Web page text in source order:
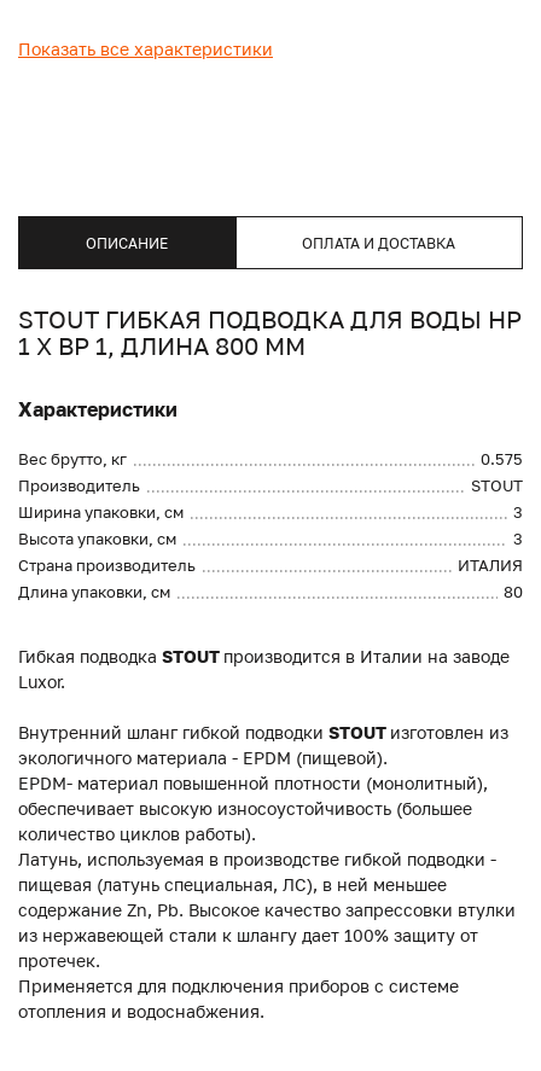
Показать все характеристики
ОПИСАНИЕ ОПЛАТА И ДОСТАВКА
STOUT ГИБКАЯ ПОДВОДКА ДЛЯ ВОДЫ НР
1 Х ВР 1, ДЛИНА 800 ММ
Характеристики
Вес брутто, кг
0.575
Производитель
STOUT
Ширина упаковки, см
3
Высота упаковки, см
3
Страна производитель
ИТАЛИЯ
Длина упаковки, см
80
Гибкая подводка STOUT производится в Италии на заводе
Luxor.
Внутренний шланг гибкой подводки STOUT изготовлен из
экологичного материала - EPDM (пищевой).
EPDM- материал повышенной плотности (монолитный),
обеспечивает высокую износоустойчивость (большее
количество циклов работы).
Латунь, используемая в производстве гибкой подводки -
пищевая (латунь специальная, ЛС), в ней меньшее
содержание Zn, Pb. Высокое качество запрессовки втулки
из нержавеющей стали к шлангу дает 100% защиту от
протечек.
Применяется для подключения приборов с системе
отопления и водоснабжения.